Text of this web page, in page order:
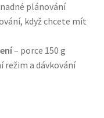
plánování
když chcete mít
– porce 150 g
a dávkování